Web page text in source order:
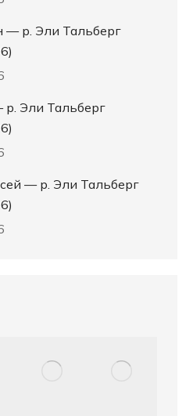
— р. Эли Тальберг
Эли Тальберг
— р. Эли Тальберг